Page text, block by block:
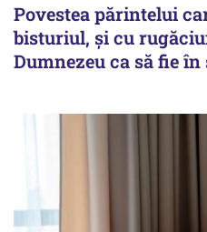
Povestea părintelui
bisturiul, și cu
Dumnezeu ca să fie